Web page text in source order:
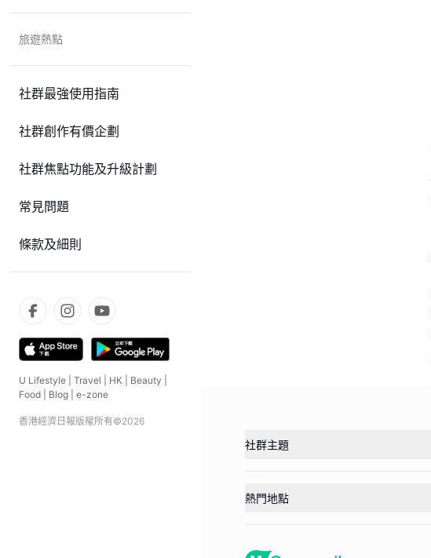
旅遊熱點
社群最強使用指南
社群創作有價企劃
社群焦點功能及升級計劃
常見問題
條款及細則
U Lifestyle Travel HK Beauty
Food
Blog e-zone
香港經濟日報版權所有©2026
社群主題
熱門地點